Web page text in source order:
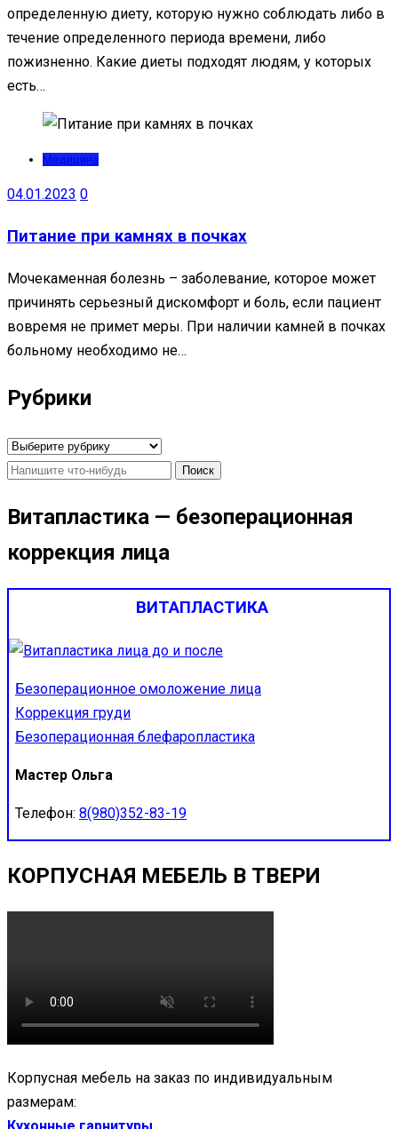
определенную диету, которую нужно соблюдать либо в
течение определенного периода времени, либо
пожизненно. Какие диеты подходят людям, у которых
есть…
Медицина
04.01.2023 0
Питание при камнях в почках
Мочекаменная болезнь – заболевание, которое может
причинять серьезный дискомфорт и боль, если пациент
вовремя не примет меры. При наличии камней в почках
больному необходимо не…
Рубрики
Рубрики
Найти:
Витапластика — безоперационная
коррекция лица
ВИТАПЛАСТИКА
Безоперационное омоложение лица
Коррекция груди
Безоперационная блефаропластика
Мастер Ольга
Телефон: 8(980)352-83-19
КОРПУСНАЯ МЕБЕЛЬ В ТВЕРИ
Корпусная мебель на заказ по индивидуальным
размерам: